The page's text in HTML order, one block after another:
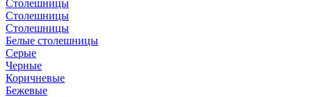
Столешницы
Столешницы
Столешницы
Белые столешницы
Серые
Черные
Коричневые
Бежевые